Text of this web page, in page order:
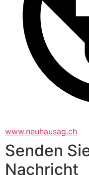
www.neuhausag.ch
Senden
Nachricht